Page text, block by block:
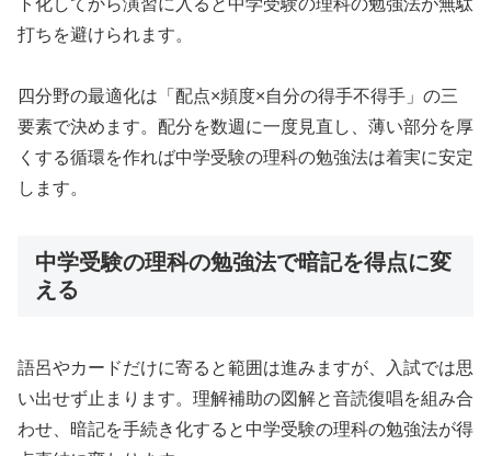
打ちを避けられます。
四分野の最適化は「配点×頻度×自分の得手不得手」の三
要素で決めます。配分を数週に一度見直し、薄い部分を厚
くする循環を作れば中学受験の理科の勉強法は着実に安定
します。
中学受験の理科の勉強法で暗記を得点に変
える
語呂やカードだけに寄ると範囲は進みますが、入試では思
い出せず止まります。理解補助の図解と音読復唱を組み合
わせ、暗記を手続き化すると中学受験の理科の勉強法が得